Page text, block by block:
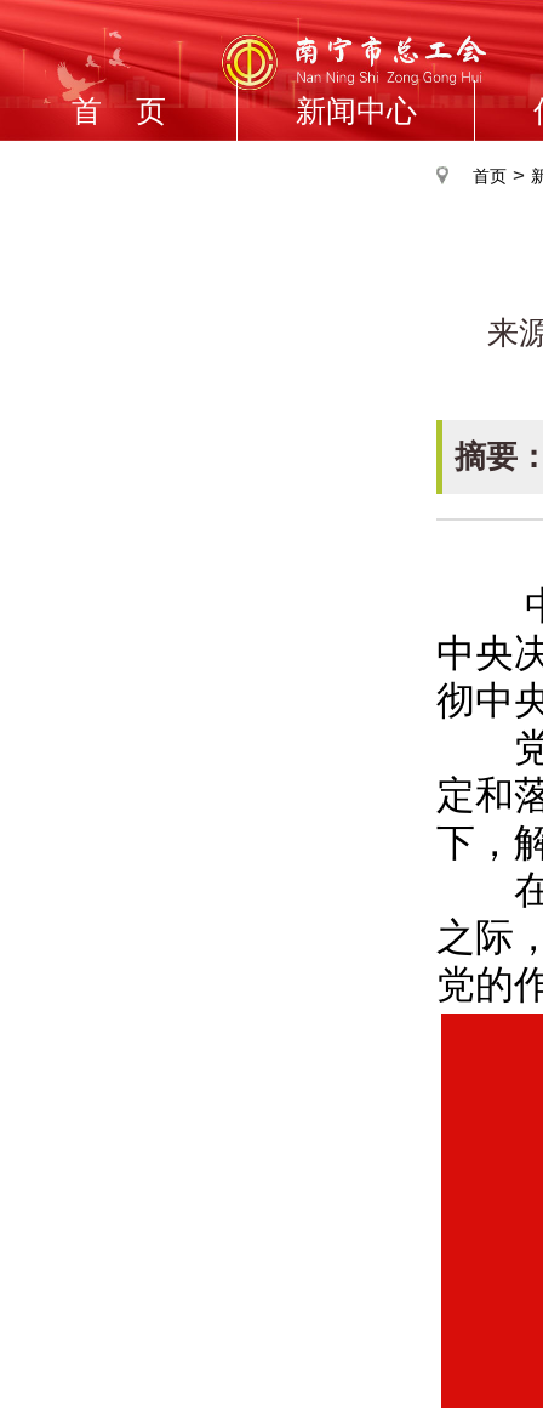
首 页 新闻中心
首页 >
来
摘要
中
中央
彻中
党
定和
下，
在
之际
党的